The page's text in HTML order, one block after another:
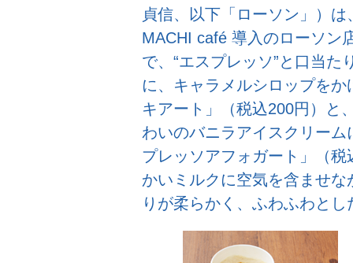
貞信、以下「ローソン」）
MACHI café 導入のローソン
で、“エスプレッソ”と口当
に、キャラメルシロップを
キアート」（税込200円）と
わいのバニラアイスクリーム
プレッソアフォガート」（
かいミルクに空気を含ませ
りが柔らかく、ふわふわとし